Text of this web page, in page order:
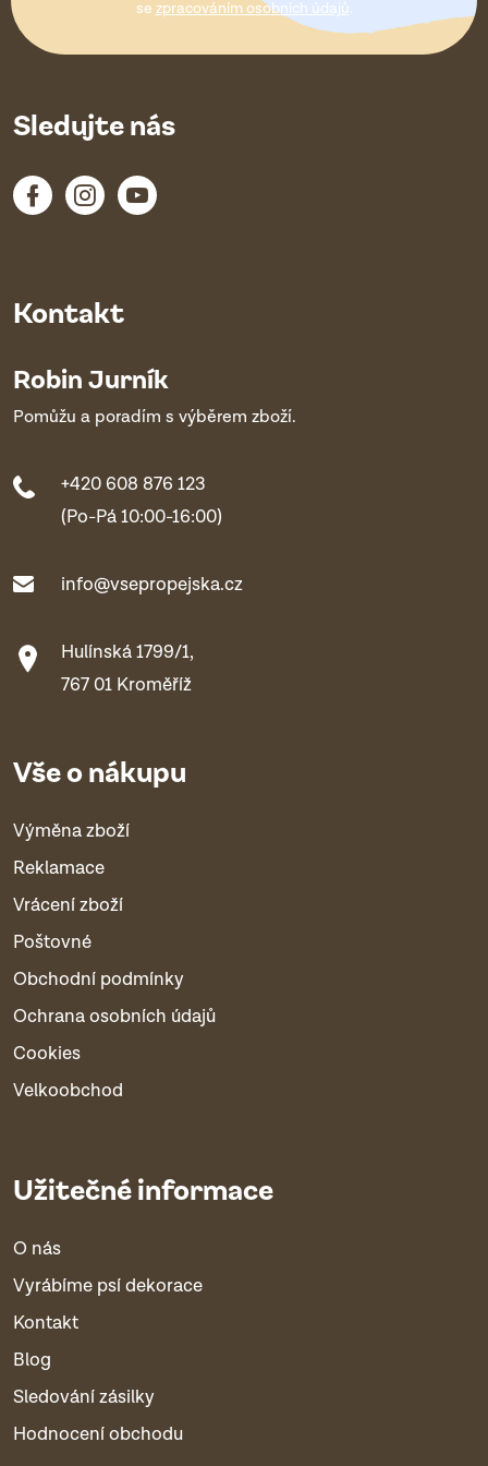
se zpracováním osobních údajů.
Kontakt
Robin Jurník
Pomůžu a poradím s výběrem zboží.
+420 608 876 123
(Po-Pá 10:00-16:00)
info@vsepropejska.cz
Hulínská 1799/1,
767 01 Kroměříž
Vše o nákupu
Výměna zboží
Reklamace
Vrácení zboží
Poštovné
Obchodní podmínky
Ochrana osobních údajů
Cookies
Velkoobchod
Užitečné informace
O nás
Vyrábíme psí dekorace
Kontakt
Blog
Sledování zásilky
Hodnocení obchodu
Sledujte nás